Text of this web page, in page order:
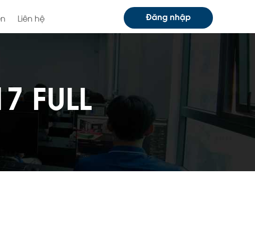
Liên hệ Đăng nhập
FULL